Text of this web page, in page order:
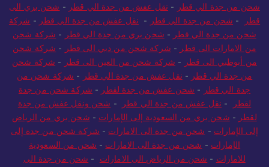
شحن من جدة الي قطر - نقل عفش من جدة الي قطر - شحن بري الى
قطر
- شحن من جدة الي قطر - نقل عفش من جدة الي قطر - شركة
شحن من جدة الي قطر - شحن بري من جدة الي قطر - شركة شحن
من الامارات الى قطر - شركة شحن من دبي الى قطر - شركة شحن
من أبوظبي الى قطر - شركة شحن من العين الى قطر - شركة شحن
من جدة الي قطر - نقل عفش من جدة الي قطر - شركة شحن من
جدة الي قطر - شحن عفش من جدة لقطر - شركة شحن من جدة
لقطر
- نقل عفش من جدة الي قطر - شحن ونقل عفش من جدة
لقطر - شحن بري من السعودية إلى الإمارات - شحن بري من الرياض
إلى الإمارات - شحن من جدة الى الامارات - شركة شحن من جدة إلى
الإمارات - شحن من جدة الى الامارات - شحن من السعودية
للامارات - شحن من الرياض الى الامارات - شحن من جدة الى